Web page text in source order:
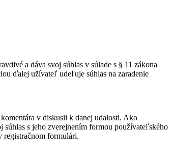
a dáva svoj súhlas v súlade s § 11 zákona
ďalej užívateľ udeľuje súhlas na zaradenie
v diskusii k danej udalosti. Ako
s jeho zverejnením formou používateľského
registračnom formulári.